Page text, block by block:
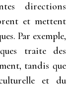
directions
et mettent
Par exemple,
traite des
tandis que
et du